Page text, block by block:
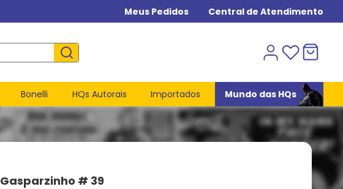
Meus Pedidos Central de Atendimento
Bonelli HQs Autorais Importados Mundo das HQs
Gasparzinho # 39